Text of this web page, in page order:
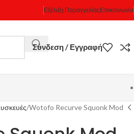
Εξέλιξη ΠαραγγελίαςΕπικοινωνία
Σύνδεση / Εγγραφή
Wotofo Recurve Squonk Mod